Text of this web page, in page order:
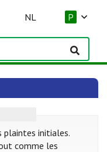
NL P
plaintes initiales.
comme les